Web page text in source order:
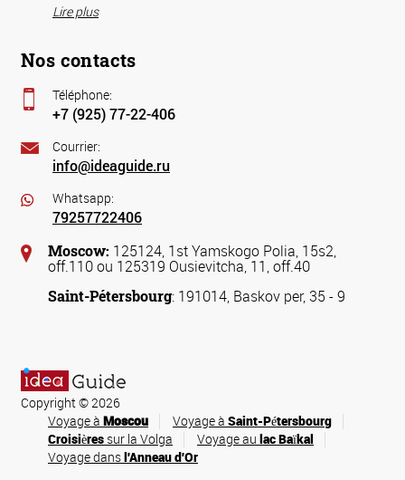
Lire plus
Nos contacts
Téléphone:
+7 (925) 77-22-406
Courrier:
info@ideaguide.ru
Whatsapp:
79257722406
Moscow: 125124, 1st Yamskogo Polia, 15s2,
off.110 ou 125319 Ousievitcha, 11, off.40
Saint-Pétersbourg: 191014, Baskov per, 35 - 9
Copyright © 2026
Voyage à Moscou Voyage à Saint-Pétersbourg
Croisières sur la Volga Voyage au lac Baïkal
Voyage dansl'Anneau d'Or